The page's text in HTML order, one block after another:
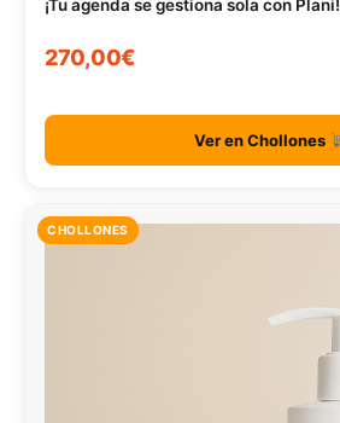
¡Tu agenda se gestiona sola con Plani!
270,00€
Ver en Chollones
CHOLLONES